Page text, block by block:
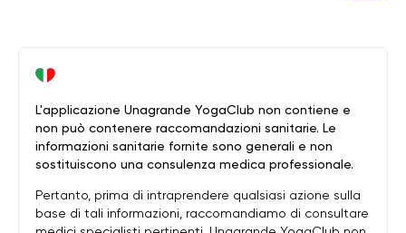
L'applicazione Unagrande YogaClub non contiene e
non può contenere raccomandazioni sanitarie. Le
informazioni sanitarie fornite sono generali e non
sostituiscono una consulenza medica professionale.
Pertanto, prima di intraprendere qualsiasi azione sulla
base di tali informazioni, raccomandiamo di consultare